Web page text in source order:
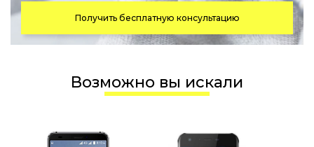
Получить бесплатную консультацию
Возможно вы искали